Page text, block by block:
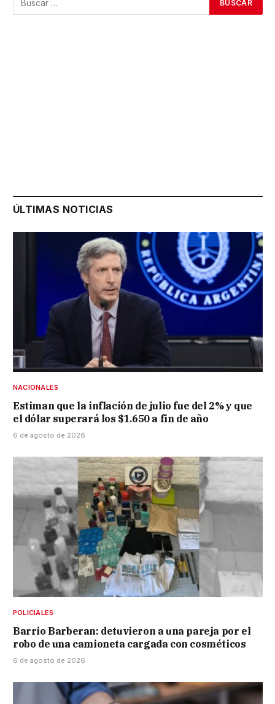
ÚLTIMAS NOTICIAS
NACIONALES
Estiman que la inflación de julio fue del 2% y que
el dólar superará los $1.650 a fin de año
6 de agosto de 2026
POLICIALES
Barrio Barberan: detuvieron a una pareja por el
robo de una camioneta cargada con cosméticos
6 de agosto de 2026